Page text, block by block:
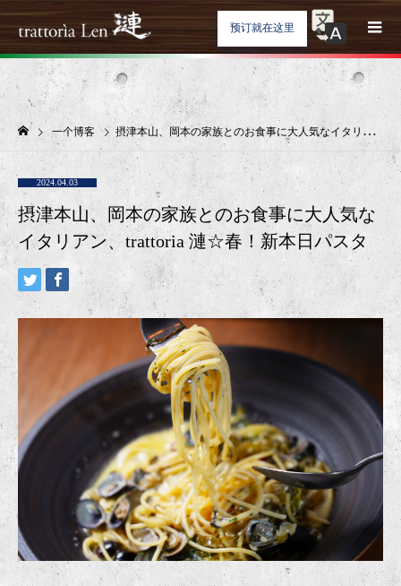
预订就在这里
一个博客 摂津本山、岡本の家族とのお食事に大人気なイタリアン、trattoria 漣☆春！新本日パスタ
2024.04.03
摂津本山、岡本の家族とのお食事に大人気な
イタリアン、trattoria 漣☆春！新本日パスタ